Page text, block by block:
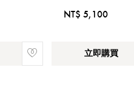
時間皆不相同，細節或訂購
NT$ 5,100
立即購買